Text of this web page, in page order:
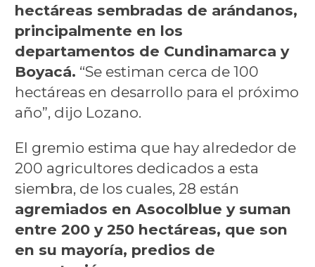
hectáreas sembradas de arándanos,
principalmente en los
departamentos de Cundinamarca y
Boyacá. “Se estiman cerca de 100
hectáreas en desarrollo para el próximo
año”, dijo Lozano.
El gremio estima que hay alrededor de
200 agricultores dedicados a esta
siembra, de los cuales, 28 están
agremiados en Asocolblue y suman
entre 200 y 250 hectáreas, que son
en su mayoría, predios de